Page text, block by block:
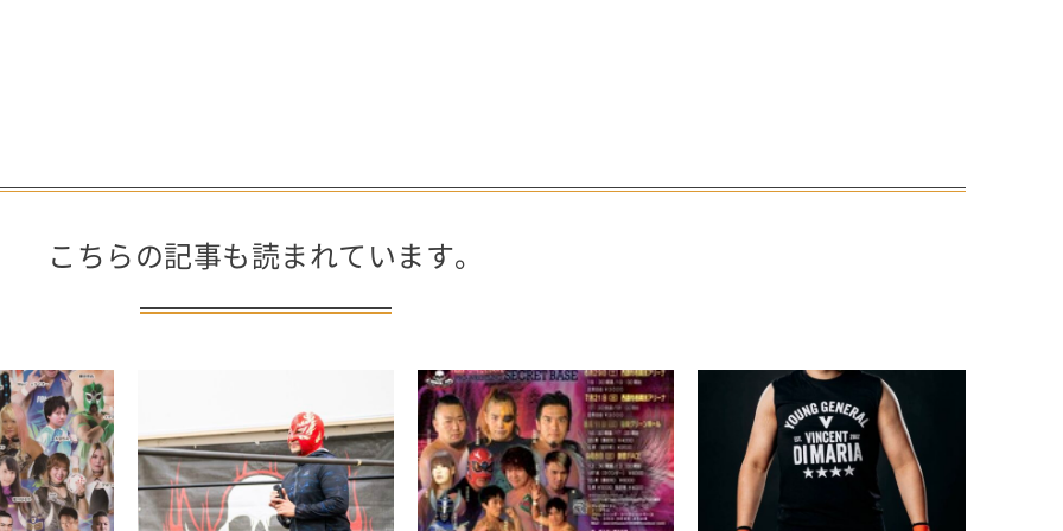
こちらの記事も読まれています。